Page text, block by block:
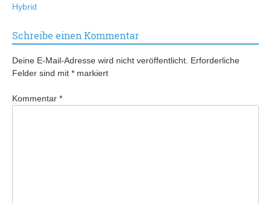
Hybrid
Schreibe einen Kommentar
Deine E-Mail-Adresse wird nicht veröffentlicht. Erforderliche
Felder sind mit * markiert
Kommentar *